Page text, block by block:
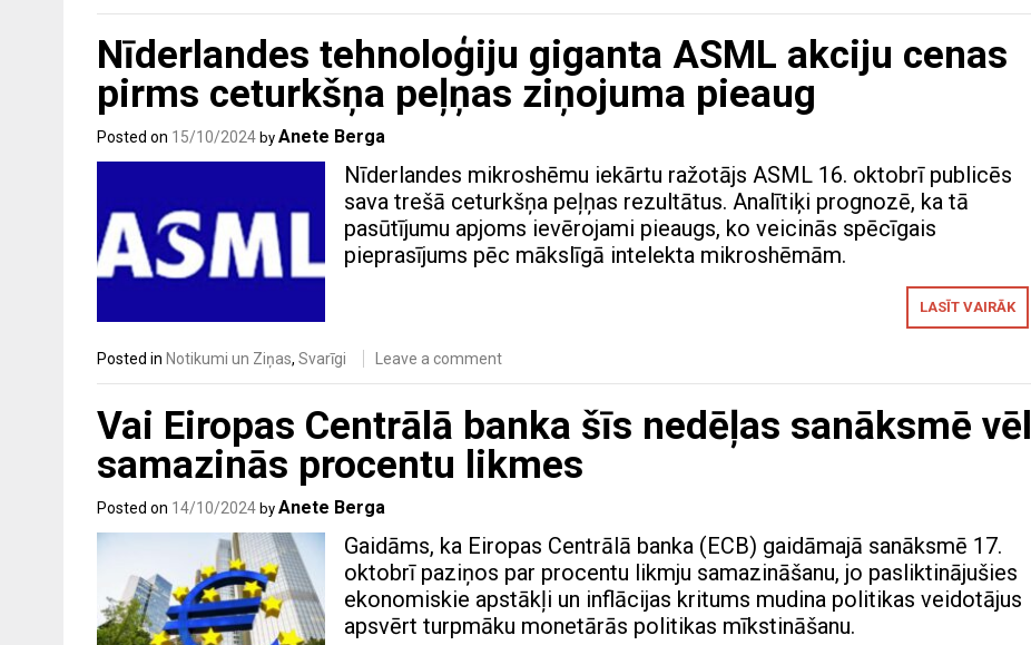
Nīderlandes tehnoloģiju giganta ASML akciju cenas
pirms ceturkšņa peļņas ziņojuma pieaug
Posted on 15/10/2024 by Anete Berga
Nīderlandes mikroshēmu iekārtu ražotājs ASML 16. oktobrī publicēs
sava trešā ceturkšņa peļņas rezultātus. Analītiķi prognozē, ka tā
pasūtījumu apjoms ievērojami pieaugs, ko veicinās spēcīgais
pieprasījums pēc mākslīgā intelekta mikroshēmām.
LASĪT VAIRĀK
Posted in Notikumi un Ziņas, Svarīgi Leave a comment
Vai Eiropas Centrālā banka šīs nedēļas sanāksmē vēl
samazinās procentu likmes
Posted on 14/10/2024 by Anete Berga
Gaidāms, ka Eiropas Centrālā banka (ECB) gaidāmajā sanāksmē 17.
oktobrī paziņos par procentu likmju samazināšanu, jo pasliktinājušies
ekonomiskie apstākļi un inflācijas kritums mudina politikas veidotājus
apsvērt turpmāku monetārās politikas mīkstināšanu.